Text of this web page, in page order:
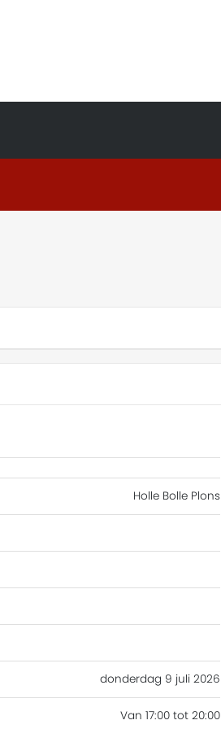
Holle Bolle Plons
donderdag 9 juli 2026
Van 17:00 tot 20:00